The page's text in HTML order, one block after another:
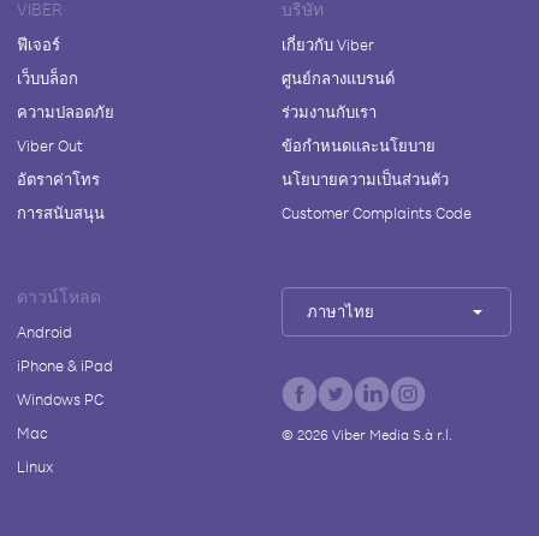
VIBER
ฟีเจอร์
เว็บบล็อก
ความปลอดภัย
Viber Out
อัตราค่าโทร
การสนับสนุน
บริษัท
เกี่ยวกับ Viber
ศูนย์กลางแบรนด์
ร่วมงานกับเรา
ข้อกำหนดและนโยบาย
นโยบายความเป็นส่วนตัว
Customer Complaints Code
ดาวน์โหลด
Android
iPhone & iPad
Windows PC
Mac
Linux
ภาษาไทย
© 2026Viber Media S.à r.l.